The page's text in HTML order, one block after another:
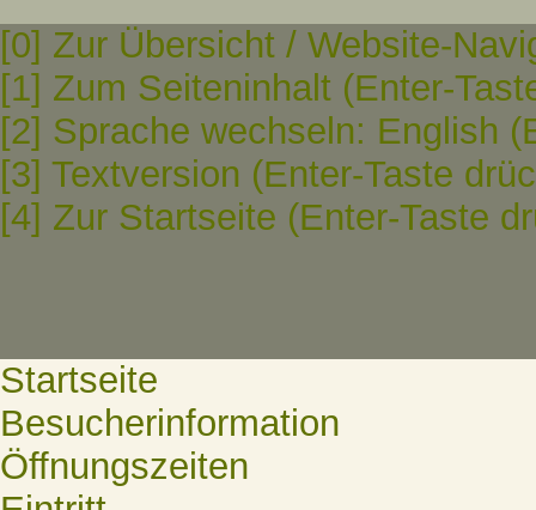
[0] Zur Übersicht / Website-
[1] Zum Seiteninhalt (Enter-
[2] Sprache wechseln: English
[3] Textversion (Enter-Taste
[4] Zur Startseite (Enter-Taste
Startseite
Besucherinformation
Öffnungszeiten